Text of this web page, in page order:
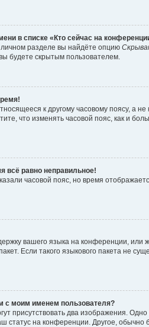
в списке «Кто сейчас на
разделе вы найдёте опцию
будете скрытым пользователем.
к другому часовому поясу, а
что изменять часовой пояс, как и
всё равно неправильное!
часовой пояс, но время
вашего языка на конференции,
Если такого языкового пакета не
с моим именем пользователя?
присутствовать два изображения.
статус на конференции. Другое, обычно